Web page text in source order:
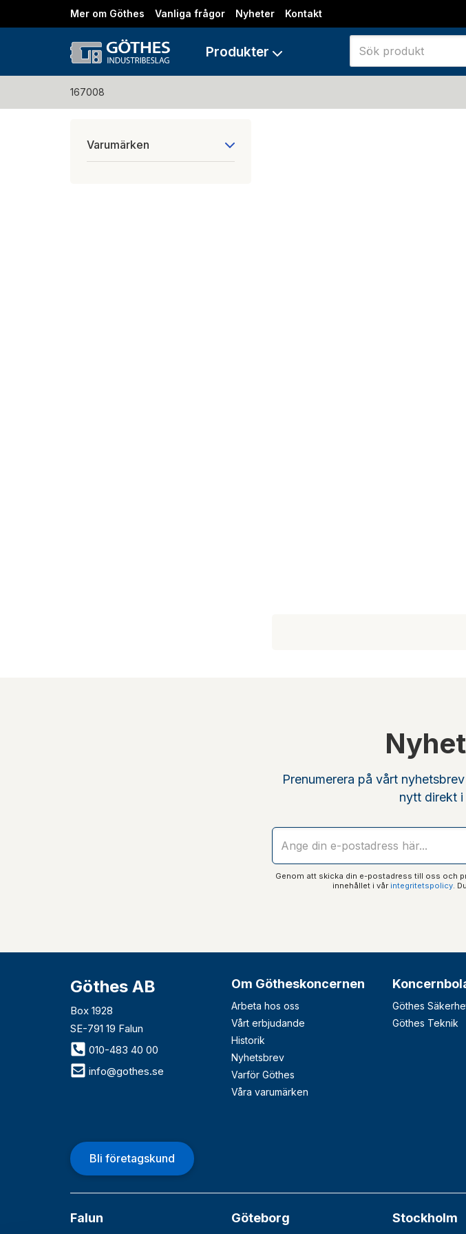
Mer om Göthes Vanliga frågor Nyheter Kontakt
Produkter
167008
Varumärken
Prenumerera på vårt
nytt direkt i
Genom att skicka din e-postadress till oss och
innehållet i vår integritetspolicy.
Göthes AB
Box 1928
SE-791 19 Falun
010-483 40 00
info@gothes.se
Om Götheskoncernen
Arbeta hos oss
Vårt erbjudande
Historik
Nyhetsbrev
Varför Göthes
Våra varumärken
Göthes
Göthes Teknik
Bli företagskund
Falun Göteborg Stockholm